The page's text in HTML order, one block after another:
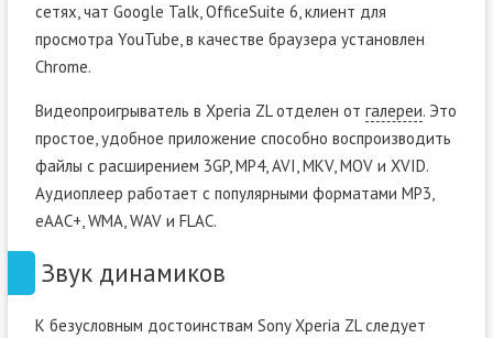
сетях, чат Google Talk, OfficeSuite 6, клиент для
просмотра YouTube, в качестве браузера установлен
Chrome.
Видеопроигрыватель в Xperia ZL отделен от галереи. Это
простое, удобное приложение способно воспроизводить
файлы с расширением 3GP, MP4, AVI, MKV, MOV и XVID.
Аудиоплеер работает с популярными форматами MP3,
eAAC+, WMA, WAV и FLAC.
Звук динамиков
К безусловным достоинствам Sony Xperia ZL следует